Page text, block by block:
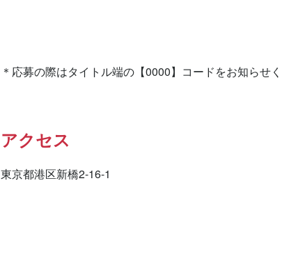
＊応募の際はタイトル端の【0000】コードをお知らせ
アクセス
東京都港区新橋2-16-1